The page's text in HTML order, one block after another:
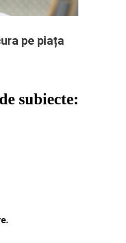
pe piața
subiecte: